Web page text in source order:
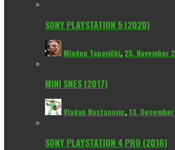
SONY PLAYSTATION 5 (2020)
Mladen Tapavički, 25. November
MINI SNES (2017)
Vladan Nastanovic,13.
SONY PLAYSTATION 4 PRO (2016)